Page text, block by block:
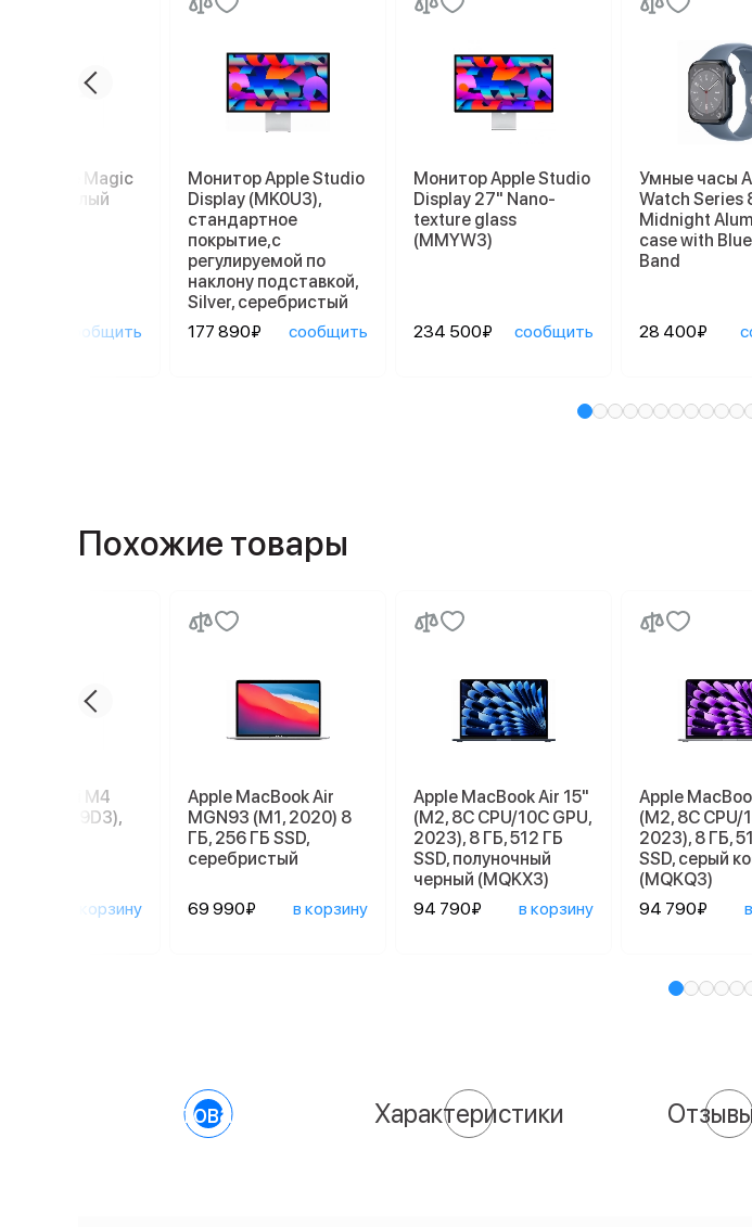
Apple Magic
2, белый
сообщить
Монитор Apple Studio
Display (MK0U3),
стандартное
покрытие,с
регулируемой по
наклону подставкой,
Silver, серебристый
177 890₽
сообщить
Монитор Apple Studio
Display 27" Nano-
texture glass
(MMYW3)
234 500₽ сообщить
Умные часы
Watch Series
Midnight
case with
Band
28 400₽
Похожие товары
Mac mini M4
ГБ (MU9D3),
в корзину
Apple MacBook Air
MGN93 (M1, 2020) 8
ГБ, 256 ГБ SSD,
серебристый
69 990₽ в корзину
Apple MacBook Air 15"
(M2, 8C CPU/10C GPU,
2023), 8 ГБ, 512 ГБ
SSD, полуночный
черный (MQKX3)
94 790₽
в корзину
Apple
(M2, 8C CPU/
2023), 8 ГБ,
SSD, серый
(MQKQ3)
94 790₽
О товаре Характеристики